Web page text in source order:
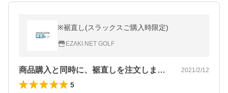
※裾直し(スラックスご購入時限定)
EZAKI NET GOLF
商品購入と同時に、裾直しを注文しました… 2021/2/12
5